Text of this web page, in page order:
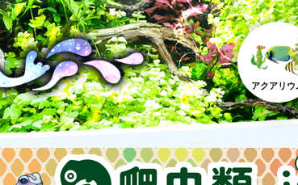
アクアリウ